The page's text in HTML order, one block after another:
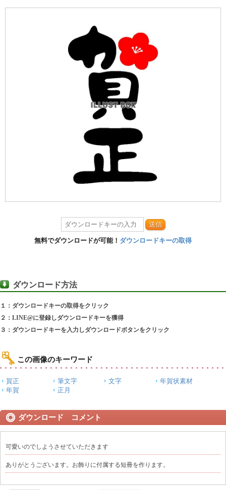
送信
無料でダウンロードが可能！ ダウンロードキーの取得
ダウンロード方法
１：ダウンロードキーの取得をクリック
２：LINE@に登録しダウンロードキーを獲得
３：ダウンロードキーを入力しダウンロードボタンをクリック
この画像のキーワード
賀正 筆文字 文字
年賀状素材
年賀
正月
ダウンロード コメント
可愛いのでしようさせていただきます
ありがとうございます。お飾りに付属する短冊を作ります。